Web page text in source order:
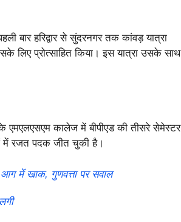
बार हरिद्वार से सुंदरनगर तक कांवड़ यात्रा
लिए प्रोत्साहित किया। इस यात्रा उसके साथ
कालेज में बीपीएड की तीसरे सेमेस्टर
में रजत पदक जीत चुकी है।
में खाक, गुणवत्ता पर सवाल